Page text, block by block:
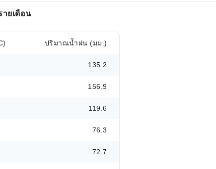
ยเดือน
ปริมาณน้ำฝน (มม.)
135.2
156.9
119.6
76.3
72.7